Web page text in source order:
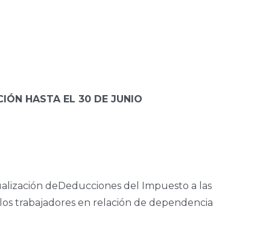
HASTA EL 30 DE JUNIO
deDeducciones del Impuesto a las
trabajadores en relación de dependencia